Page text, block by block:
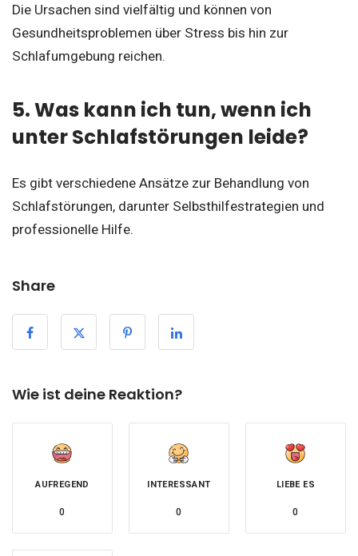
Die Ursachen sind vielfältig und können von
Gesundheitsproblemen über Stress bis hin zur
Schlafumgebung reichen.
5. Was kann ich tun, wenn ich
unter Schlafstörungen leide?
Es gibt verschiedene Ansätze zur Behandlung von
Schlafstörungen, darunter Selbsthilfestrategien und
professionelle Hilfe.
Share
Wie ist deine Reaktion?
AUFREGEND
0
INTERESSANT
0
LIEBE ES
0